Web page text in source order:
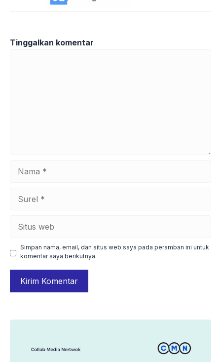
Tinggalkan komentar
web
Simpan nama, email, dan situs web saya pada peramban ini untuk
komentar saya berikutnya.